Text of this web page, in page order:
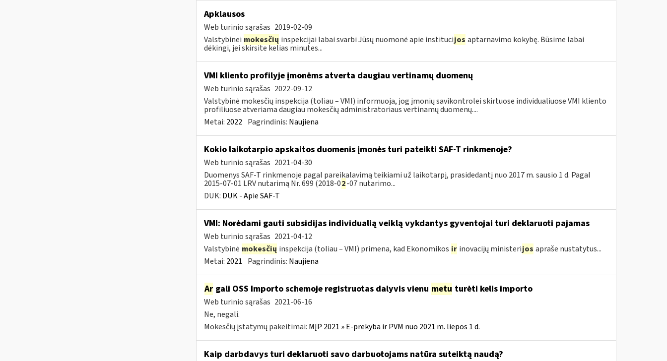
Apklausos
Web turinio sąrašas 2019-02-09
Valstybinei mokesčių inspekcijai labai svarbi Jūsų nuomonė apie institucijos aptarnavimo kokybę. Būsime labai
dėkingi, jei skirsite kelias minutes...
VMI kliento profilyje įmonėms atverta daugiau vertinamų duomenų
Web turinio sąrašas 2022-09-12
Valstybinė mokesčių inspekcija (toliau – VMI) informuoja, jog įmonių savikontrolei skirtuose individualiuose VMI kliento
profiliuose atveriama daugiau mokesčių administratoriaus vertinamų duomenų....
Metai: 2022 Pagrindinis: Naujiena
Kokio laikotarpio apskaitos duomenis įmonės turi pateikti SAF-T rinkmenoje?
Web turinio sąrašas 2021-04-30
Duomenys SAF-T rinkmenoje pagal pareikalavimą teikiami už laikotarpį, prasidedantį nuo 2017 m. sausio 1 d. Pagal
2015-07-01 LRV nutarimą Nr. 699 (2018-02-07 nutarimo...
DUK: DUK - Apie SAF-T
VMI: Norėdami gauti subsidijas individualią veiklą vykdantys gyventojai turi deklaruoti pajamas
Web turinio sąrašas 2021-04-12
Valstybinė mokesčių inspekcija (toliau – VMI) primena, kad Ekonomikos ir inovacijų ministerijos apraše nustatytus...
Metai: 2021 Pagrindinis: Naujiena
Argali OSS Importo schemoje registruotas dalyvis vienu metu turėti kelis importo
Web turinio sąrašas 2021-06-16
Ne, negali.
Mokesčių įstatymų pakeitimai: MĮP 2021 » E-prekyba ir PVM nuo 2021 m. liepos 1 d.
Kaip darbdavys turi deklaruoti savo darbuotojams natūra suteiktą naudą?